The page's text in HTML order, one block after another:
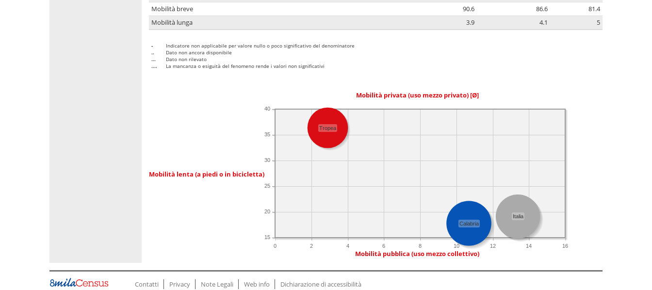
Mobilità breve
90.6 86.6
81.4
Mobilità lunga
3.9 4.1 5
-
Indicatore non applicabile per valore nullo o poco significativo del denominatore
..
Dato non ancora disponibile
...
Dato non rilevato
....
La mancanza o esiguità del fenomeno rende i valori non significativi
Mobilità privata (uso mezzo privato) [Ø]
Mobilità lenta (a piedi o in bicicletta)
0 2 4 6 8 10 12 14 16
15
20
25
30
35
40
Calabria
Italia
Tropea
Mobilità pubblica (uso mezzo collettivo)
Contatti Privacy Note Legali Web info Dichiarazione di accessibilità